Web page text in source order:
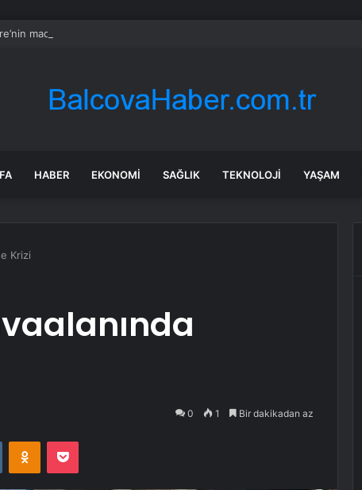
maden suyunu toplatma kararı sonrası Kızılay sessizliğini bozdu
HABER EKONOMI SAĞLIK TEKNOLOJI YAŞAM
Krizi
0 1 Bir dakikadan az
VKontakteOdnoklassniki
Pocket